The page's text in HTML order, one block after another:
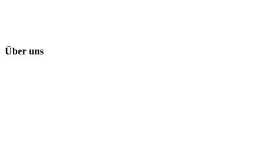
Über uns